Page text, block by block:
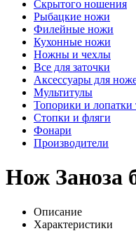
Скрытого ношения
Рыбацкие ножи
Филейные ножи
Кухонные ножи
Ножны и чехлы
Все для заточки
Аксессуары для
Мультитулы
Топорики и лопатки
Стопки и фляги
Фонари
Производители
Нож Заноза
Описание
Характеристики